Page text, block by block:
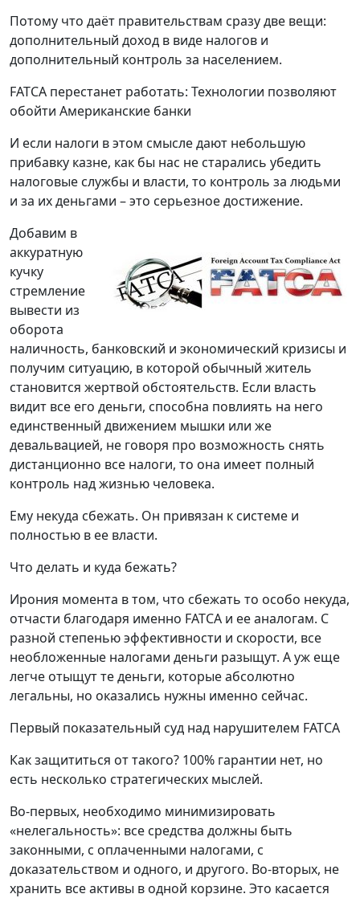
Потому что даёт правительствам сразу две вещи:
дополнительный доход в виде налогов и
дополнительный контроль за населением.
FATCA перестанет работать: Технологии позволяют
обойти Американские банки
И если налоги в этом смысле дают небольшую
прибавку казне, как бы нас не старались убедить
налоговые службы и власти, то контроль за людьми
и за их деньгами – это серьезное достижение.
Добавим в
аккуратную
кучку
стремление
вывести из
оборота
наличность, банковский и экономический кризисы и
получим ситуацию, в которой обычный житель
становится жертвой обстоятельств. Если власть
видит все его деньги, способна повлиять на него
единственный движением мышки или же
девальвацией, не говоря про возможность снять
дистанционно все налоги, то она имеет полный
контроль над жизнью человека.
Ему некуда сбежать. Он привязан к системе и
полностью в ее власти.
Что делать и куда бежать?
Ирония момента в том, что сбежать то особо некуда,
отчасти благодаря именно FATCA и ее аналогам. С
разной степенью эффективности и скорости, все
необложенные налогами деньги разыщут. А уж еще
легче отыщут те деньги, которые абсолютно
легальны, но оказались нужны именно сейчас.
Первый показательный суд над нарушителем FATCA
Как защититься от такого? 100% гарантии нет, но
есть несколько стратегических мыслей.
Во-первых, необходимо минимизировать
«нелегальность»: все средства должны быть
законными, с оплаченными налогами, с
доказательством и одного, и другого. Во-вторых, не
хранить все активы в одной корзине. Это касается